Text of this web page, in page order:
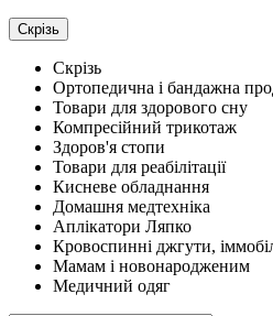
Скрізь
Скрізь
Ортопедична і бандажна
Товари для здорового сну
Компресійний трикотаж
Здоров'я стопи
Товари для реабілітації
Кисневе обладнання
Домашня медтехніка
Аплікатори Ляпко
Кровоспинні джгути,
Мамам і новонародженим
Медичний одяг